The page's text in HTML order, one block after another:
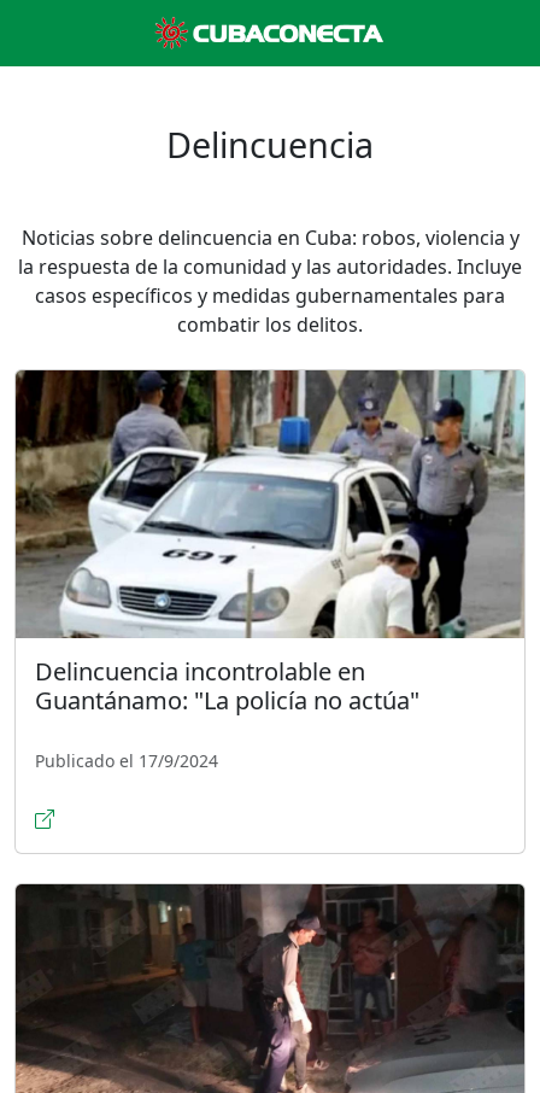
Delincuencia
Noticias sobre delincuencia en Cuba: robos, violencia y
la respuesta de la comunidad y las autoridades. Incluye
casos específicos y medidas gubernamentales para
combatir los delitos.
Delincuencia incontrolable en
Guantánamo: "La policía no actúa"
Publicado el 17/9/2024